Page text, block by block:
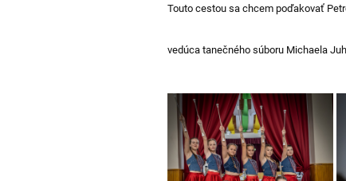
Touto cestou sa chcem poďakovať
vedúca tanečného súboru Michaela